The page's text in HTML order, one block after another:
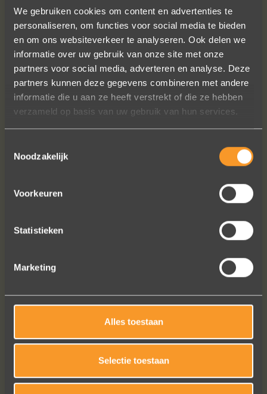
We gebruiken cookies om content en advertenties te
personaliseren, om functies voor social media te bieden
en om ons websiteverkeer te analyseren. Ook delen we
informatie over uw gebruik van onze site met onze
partners voor social media, adverteren en analyse. Deze
partners kunnen deze gegevens combineren met andere
informatie die u aan ze heeft verstrekt of die ze hebben
verzameld op basis van uw gebruik van hun services.
Noodzakelijk
Voorkeuren
Statistieken
Marketing
Alles toestaan
Selectie toestaan
VOLG ONS OP SOCIALE MEDIA
Bekijk al onze reviews